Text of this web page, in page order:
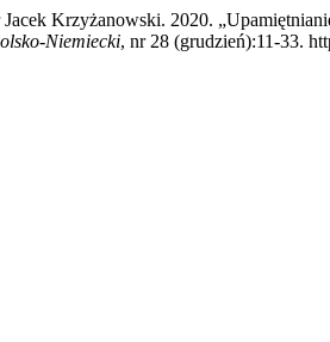
Krzyżanowski. 2020.
Niemiecki, nr 28 (grudzień):11-33.